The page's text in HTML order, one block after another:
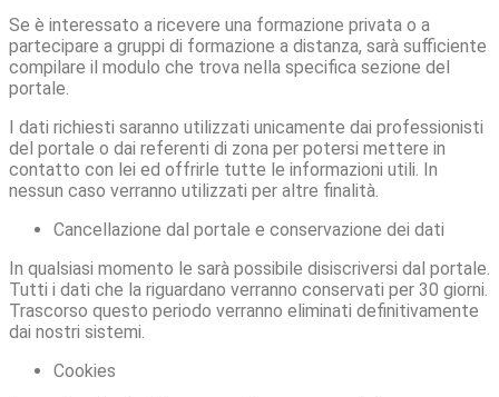
Se è interessato a ricevere una formazione privata o a
partecipare a gruppi di formazione a distanza, sarà sufficiente
compilare il modulo che trova nella specifica sezione del
portale.
I dati richiesti saranno utilizzati unicamente dai professionisti
del portale o dai referenti di zona per potersi mettere in
contatto con lei ed offrirle tutte le informazioni utili. In
nessun caso verranno utilizzati per altre finalità.
Cancellazione dal portale e conservazione dei dati
In qualsiasi momento le sarà possibile disiscriversi dal portale.
Tutti i dati che la riguardano verranno conservati per 30 giorni.
Trascorso questo periodo verranno eliminati definitivamente
dai nostri sistemi.
Cookies